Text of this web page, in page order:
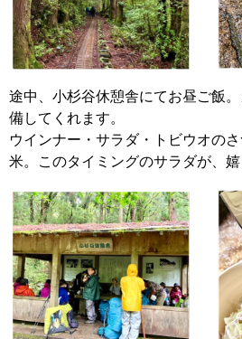
途中、小杉谷休憩舎にてお昼ご飯
備してくれます。
ウインナー・サラダ・トビウオの
米。このタイミングのサラダが、